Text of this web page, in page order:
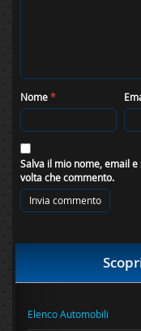
Nome*
Salva il mio nome, email
volta che commento.
Elenco Automobili